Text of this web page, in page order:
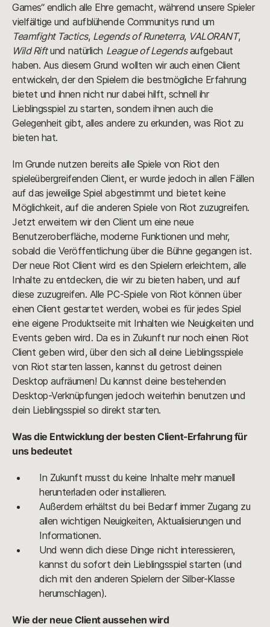
Games“ endlich alle Ehre gemacht, während unsere Spieler
vielfältige und aufblühende Communitys rund um
Teamfight Tactics, Legends of Runeterra, VALORANT,
Wild Riftund natürlich League of Legendsaufgebaut
haben. Aus diesem Grund wollten wir auch einen Client
entwickeln, der den Spielern die bestmögliche Erfahrung
bietet und ihnen nicht nur dabei hilft, schnell ihr
Lieblingsspiel zu starten, sondern ihnen auch die
Gelegenheit gibt, alles andere zu erkunden, was Riot zu
bieten hat.
Im Grunde nutzen bereits alle Spiele von Riot den
spieleübergreifenden Client, er wurde jedoch in allen Fällen
auf das jeweilige Spiel abgestimmt und bietet keine
Möglichkeit, auf die anderen Spiele von Riot zuzugreifen.
Jetzt erweitern wir den Client um eine neue
Benutzeroberfläche, moderne Funktionen und mehr,
sobald die Veröffentlichung über die Bühne gegangen ist.
Der neue Riot Client wird es den Spielern erleichtern, alle
Inhalte zu entdecken, die wir zu bieten haben, und auf
diese zuzugreifen. Alle PC-Spiele von Riot können über
einen Client gestartet werden, wobei es für jedes Spiel
eine eigene Produktseite mit Inhalten wie Neuigkeiten und
Events geben wird. Da es in Zukunft nur noch einen Riot
Client geben wird, über den sich all deine Lieblingsspiele
von Riot starten lassen, kannst du getrost deinen
Desktop aufräumen! Du kannst deine bestehenden
Desktop-Verknüpfungen jedoch weiterhin benutzen und
dein Lieblingsspiel so direkt starten.
Was die Entwicklung der besten Client-Erfahrung für
uns bedeutet
In Zukunft musst du keine Inhalte mehr manuell
herunterladen oder installieren.
Außerdem erhältst du bei Bedarf immer Zugang zu
allen wichtigen Neuigkeiten, Aktualisierungen und
Informationen.
Und wenn dich diese Dinge nicht interessieren,
kannst du sofort dein Lieblingsspiel starten (und
dich mit den anderen Spielern der Silber-Klasse
herumschlagen).
Wie der neue Client aussehen wird